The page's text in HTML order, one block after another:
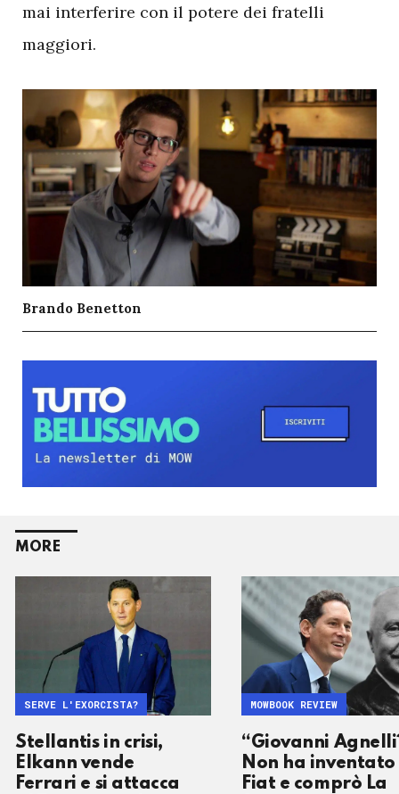
mai interferire con il potere dei fratelli
maggiori.
Brando Benetton
MORE
Stellantis in crisi,
Elkann vende
Ferrari e si attacca
SERVE L'EXORCISTA?
“Giovanni
Non ha
Fiat e comprò La
MOWBOOK REVIEW